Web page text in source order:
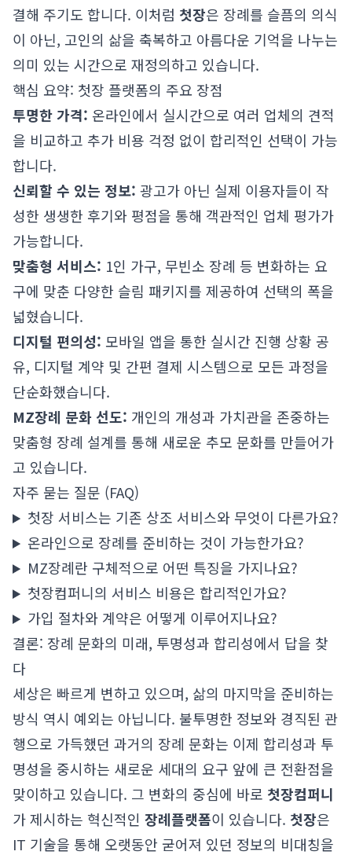
결해 주기도 합니다. 이처럼 첫장은 장례를 슬픔의 의식
이 아닌, 고인의 삶을 축복하고 아름다운 기억을 나누는
의미 있는 시간으로 재정의하고 있습니다.
핵심 요약: 첫장 플랫폼의 주요 장점
투명한 가격: 온라인에서 실시간으로 여러 업체의 견적
을 비교하고 추가 비용 걱정 없이 합리적인 선택이 가능
합니다.
신뢰할 수 있는 정보: 광고가 아닌 실제 이용자들이 작
성한 생생한 후기와 평점을 통해 객관적인 업체 평가가
가능합니다.
맞춤형 서비스: 1인 가구, 무빈소 장례 등 변화하는 요
구에 맞춘 다양한 슬림 패키지를 제공하여 선택의 폭을
넓혔습니다.
디지털 편의성: 모바일 앱을 통한 실시간 진행 상황 공
유, 디지털 계약 및 간편 결제 시스템으로 모든 과정을
단순화했습니다.
MZ장례 문화 선도: 개인의 개성과 가치관을 존중하는
맞춤형 장례 설계를 통해 새로운 추모 문화를 만들어가
고 있습니다.
자주 묻는 질문 (FAQ)
첫장 서비스는 기존 상조 서비스와 무엇이 다른가요?
온라인으로 장례를 준비하는 것이 가능한가요?
MZ장례란 구체적으로 어떤 특징을 가지나요?
첫장컴퍼니의 서비스 비용은 합리적인가요?
가입 절차와 계약은 어떻게 이루어지나요?
결론: 장례 문화의 미래, 투명성과 합리성에서 답을 찾
다
세상은 빠르게 변하고 있으며, 삶의 마지막을 준비하는
방식 역시 예외는 아닙니다. 불투명한 정보와 경직된 관
행으로 가득했던 과거의 장례 문화는 이제 합리성과 투
명성을 중시하는 새로운 세대의 요구 앞에 큰 전환점을
맞이하고 있습니다. 그 변화의 중심에 바로 첫장컴퍼니
가 제시하는 혁신적인 장례플랫폼이 있습니다. 첫장은
IT 기술을 통해 오랫동안 굳어져 있던 정보의 비대칭을